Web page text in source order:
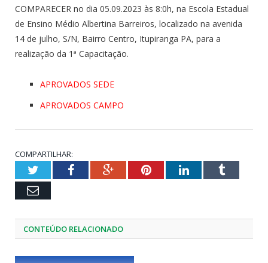
COMPARECER no dia 05.09.2023 às 8:0h, na Escola Estadual
de Ensino Médio Albertina Barreiros, localizado na avenida
14 de julho, S/N, Bairro Centro, Itupiranga PA, para a
realização da 1ª Capacitação.
APROVADOS SEDE
APROVADOS CAMPO
COMPARTILHAR:
TwitterFacebookGoogle+PinterestLinkedInTumblr
Email
CONTEÚDO RELACIONADO